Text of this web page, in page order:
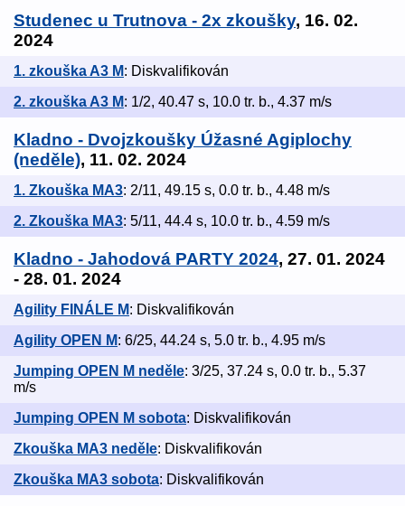
Studenec u Trutnova - 2x zkoušky, 16. 02.
2024
1. zkouška A3 M: Diskvalifikován
2. zkouška A3 M: 1/2, 40.47 s, 10.0 tr. b., 4.37 m/s
Kladno - Dvojzkoušky Úžasné Agiplochy
(neděle), 11. 02. 2024
1. Zkouška MA3: 2/11, 49.15 s, 0.0 tr. b., 4.48 m/s
2. Zkouška MA3: 5/11, 44.4 s, 10.0 tr. b., 4.59 m/s
Kladno - Jahodová PARTY 2024, 27. 01. 2024
- 28. 01. 2024
Agility FINÁLE M: Diskvalifikován
Agility OPEN M: 6/25, 44.24 s, 5.0 tr. b., 4.95 m/s
Jumping OPEN M neděle: 3/25, 37.24 s, 0.0 tr. b., 5.37
m/s
Jumping OPEN M sobota: Diskvalifikován
Zkouška MA3 neděle: Diskvalifikován
Zkouška MA3 sobota: Diskvalifikován